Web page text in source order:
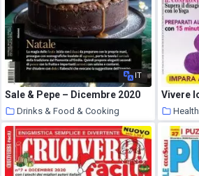
IT
Sale & Pepe – Dicembre 2020
Drinks & Food & Cooking
15 December 2020
Health